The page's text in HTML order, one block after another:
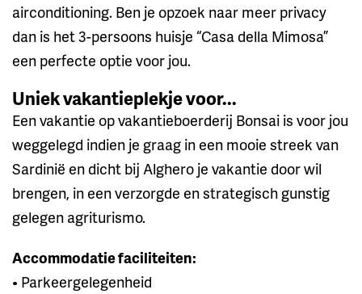
airconditioning. Ben je opzoek naar meer privacy
dan is het 3-persoons huisje “Casa della Mimosa”
een perfecte optie voor jou.
Uniek vakantieplekje voor...
Een vakantie op vakantieboerderij Bonsai is voor jou
weggelegd indien je graag in een mooie streek van
Sardinië en dicht bij Alghero je vakantie door wil
brengen, in een verzorgde en strategisch gunstig
gelegen agriturismo.
Accommodatie faciliteiten:
• Parkeergelegenheid